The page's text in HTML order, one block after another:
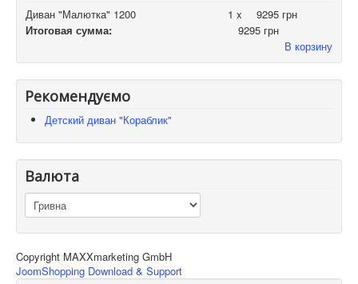
Диван "Малютка" 1200 1 x
9295 грн
Итоговая сумма:
9295 грн
В корзину
Рекомендуємо
Детский диван "Кораблик"
Валюта
Copyright MAXXmarketing GmbH
JoomShopping Download & Support